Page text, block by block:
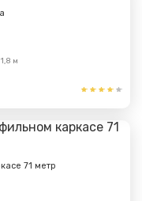
1,8 м
71 метр